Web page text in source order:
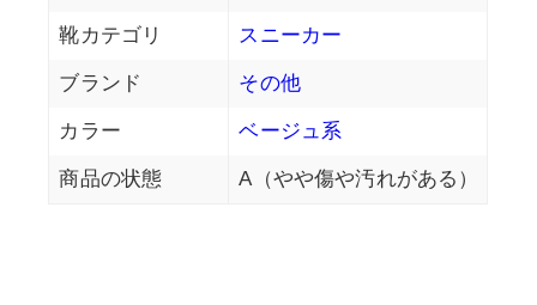
靴カテゴリ スニーカー
ブランド その他
カラー ベージュ系
商品の状態 A（やや傷や汚れがある）